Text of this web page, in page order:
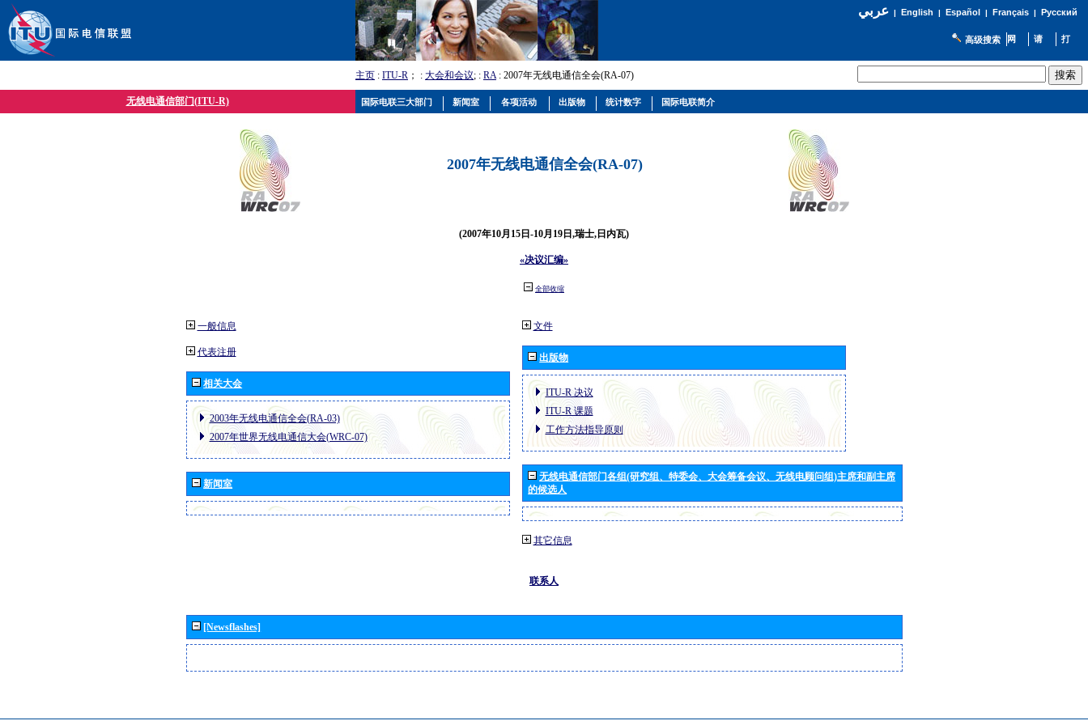
عربي| English | Español | Français| Русский
高级搜索
主页 : ITU-R ； : 大会和会议; : RA: 2007年无线电通信全会(RA-07)
无线电通信部门(ITU-R)
2007年无线电通信全会(RA-07)
(2007年10月15日-10月19日,瑞士,日内瓦)
«决议汇编»
全部收缩
一般信息
代表注册
相关大会
2003年无线电通信全会(RA-03)
2007年世界无线电通信大会(WRC-07)
新闻室
文件
出版物
ITU-R 决议
ITU-R 课题
工作方法指导原则
无线电通信部门各组(研究组、特委会、大会筹备会议、无线电顾问组)主席和副主席
的候选人
其它信息
联系人
[Newsflashes]
国际电联三大部门 新闻室 各项活动 出版物 统计数字 国际电联简介